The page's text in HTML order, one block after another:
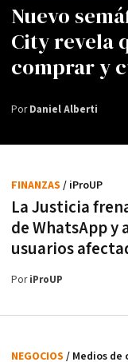
Nuevo
City revela
comprar y
PorDaniel Alberti
La Justicia
de WhatsApp y
usuarios
FINANZAS / iProUP
PoriProUP
NEGOCIOS / Medios de